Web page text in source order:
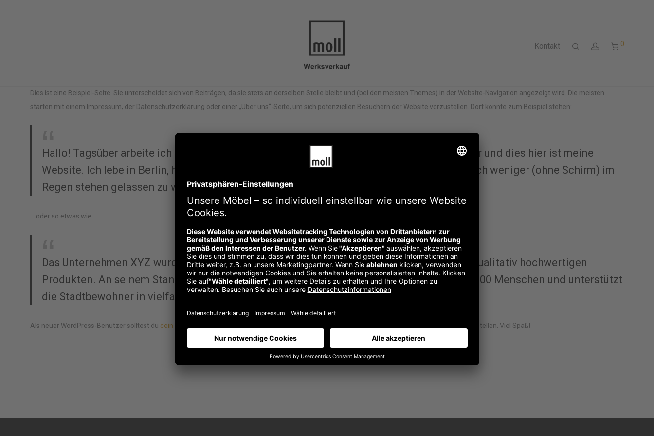
Kontakt 0
Dies ist eine Beispiel-Seite. Sie unterscheidet sich von Beiträgen, da sie stets an derselben Stelle bleibt und (bei den meisten Themes) in der Website-Navigation angezeigt wird. Die meisten
starten mit einem Impressum, der Datenschutzerklärung oder einer „Über uns“-Seite, um sich potenziellen Besuchern der Website vorzustellen. Dort könnte zum Beispiel stehen:
Hallo! Tagsüber arbeite ich als Fahrradkurier, nachts bin ich ein aufstrebender Schauspieler und dies hier ist meine
Website. Ich lebe in Berlin, habe einen großen Hund namens Jack, mag Piña Coladas, jedoch weniger (ohne Schirm) im
Regen stehen gelassen zu werden.
… oder so etwas wie:
Das Unternehmen XYZ wurde 1971 gegründet und versorgt die Öffentlichkeit seither mit qualitativ hochwertigen
Produkten. An seinem Standort in einer kleinen Großstadt beschäftigt der Betrieb über 2.000 Menschen und unterstützt
die Stadtbewohner in vielfacher Hinsicht.
Als neuer WordPress-Benutzer solltest du dein Dashboard aufrufen, um diese Seite zu löschen und neue Seiten und Beiträge für deine Website erstellen. Viel Spaß!